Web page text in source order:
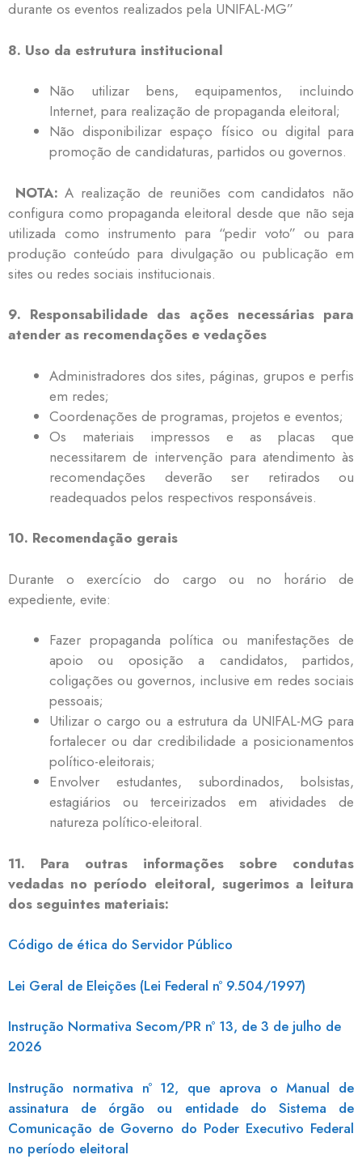
durante os eventos realizados pela UNIFAL-MG”
8. Uso da estrutura institucional
Não utilizar bens, equipamentos, incluindo
Internet, para realização de propaganda eleitoral;
Não disponibilizar espaço físico ou digital para
promoção de candidaturas, partidos ou governos.
NOTA: A realização de reuniões com candidatos não
configura como propaganda eleitoral desde que não seja
utilizada como instrumento para “pedir voto” ou para
produção conteúdo para divulgação ou publicação em
sites ou redes sociais institucionais.
9. Responsabilidade das ações necessárias para
atender as recomendações e vedações
Administradores dos sites, páginas, grupos e perfis
em redes;
Coordenações de programas, projetos e eventos;
Os materiais impressos e as placas que
necessitarem de intervenção para atendimento às
recomendações deverão ser retirados ou
readequados pelos respectivos responsáveis.
10. Recomendação gerais
Durante o exercício do cargo ou no horário de
expediente, evite:
Fazer propaganda política ou manifestações de
apoio ou oposição a candidatos, partidos,
coligações ou governos, inclusive em redes sociais
pessoais;
Utilizar o cargo ou a estrutura da UNIFAL-MG para
fortalecer ou dar credibilidade a posicionamentos
político-eleitorais;
Envolver estudantes, subordinados, bolsistas,
estagiários ou terceirizados em atividades de
natureza político-eleitoral.
11. Para outras informações sobre condutas
vedadas no período eleitoral, sugerimos a leitura
dos seguintes materiais:
Código de ética do Servidor Público
Lei Geral de Eleições (Lei Federal nº 9.504/1997)
Instrução Normativa Secom/PR nº 13, de 3 de julho de
2026
Instrução normativa nº 12, que aprova o Manual de
assinatura de órgão ou entidade do Sistema de
Comunicação de Governo do Poder Executivo Federal
no período eleitoral